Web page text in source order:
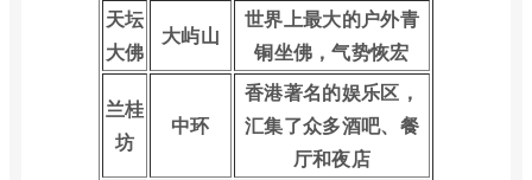
天坛
大佛
大屿山
世界上最大的户外青
铜坐佛，气势恢宏
兰桂
坊
中环
香港著名的娱乐区，
汇集了众多酒吧、餐
厅和夜店